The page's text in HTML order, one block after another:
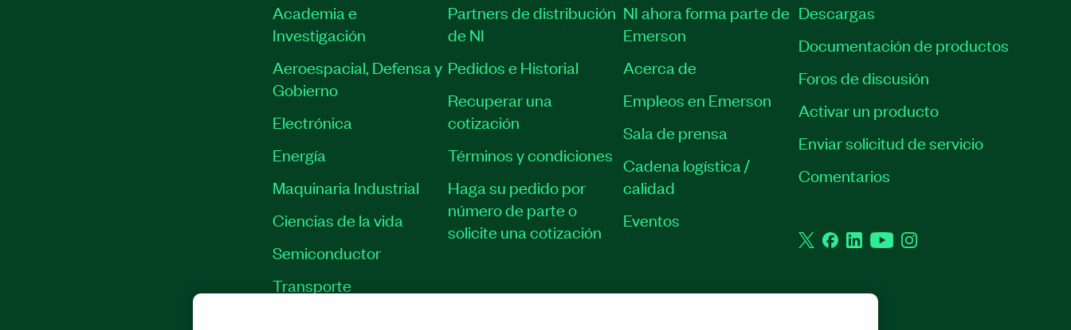
Academia e
Investigación
Aeroespacial, Defensa y
Gobierno
Electrónica
Energía
Maquinaria Industrial
Ciencias de la vida
Semiconductor
Transporte
Partners de distribución
de NI
Pedidos e Historial
Recuperar una
cotización
Términos y condiciones
Haga su pedido por
número de parte o
solicite una cotización
NI ahora forma parte de
Emerson
Acerca de
Empleos en Emerson
Sala de prensa
Cadena logística /
calidad
Eventos
Descargas
Documentación de productos
Foros de discusión
Activar un producto
Enviar solicitud de servicio
Comentarios
TwitterFacebook
LinkedInYouTubeInstagram